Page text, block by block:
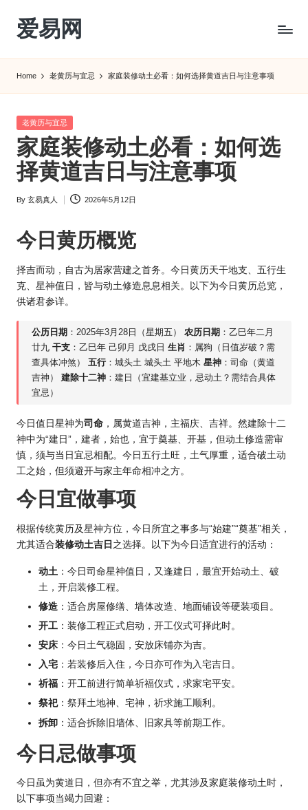
Skip
content
爱易网
转
农
历
阴
历
Home 老黄历与宜忌 家庭装修动土必看：如何选择黄道吉日与注意事项
Posted
老黄历与宜忌
家庭装修动土必看：如何选
择黄道吉日与注意事项
Posted
By 玄易真人 2026年5月12日
今日 黄历概览
择吉而动，自古为居家营建之首务。今日黄历天干地支、五行生
克、星神值日，皆与动土修造息息相关。以下为今日黄历总览，
供诸君参详。
公历日期 ：2025年3月28日（星期五）农历日期 ：乙巳年二月
廿九干支 ：乙巳年 己卯月 戊戌日生肖 ：属狗（日值岁破？需
查具体冲煞）五行 ：城头土 城头土 平地木星神 ：司命（黄道
吉神）建除十二神 ：建日（宜建基立业，忌动土？需结合具体
宜忌）
今日值日星神为司命 ，属黄道吉神，主福庆、吉祥。然建除十二
神中为“建日”，建者，始也，宜于奠基、开基，但动土修造需审
慎，须与当日宜忌相配。今日五行土旺，土气厚重，适合破土动
工之始，但须避开与家主年命相冲之方。
今日宜做事项
根据传统黄历及星神方位，今日所宜之事多与“始建”“奠基”相关，
尤其适合装修动土吉日 之选择。以下为今日适宜进行的活动：
动土 ：今日司命星神值日，又逢建日，最宜开始动土、破
土，开启装修工程。
修造 ：适合房屋修缮、墙体改造、地面铺设等硬装项目。
开工 ：装修工程正式启动，开工仪式可择此时。
安床 ：今日土气稳固，安放床铺亦为吉。
入宅 ：若装修后入住，今日亦可作为入宅吉日。
祈福 ：开工前进行简单祈福仪式，求家宅平安。
祭祀：祭拜土地神、宅神，祈求施工顺利。
拆卸 ：适合拆除旧墙体、旧家具等前期工作。
今日忌做事项
今日虽为黄道日，但亦有不宜之举，尤其涉及家庭装修动土时，
以下事项当竭力回避：